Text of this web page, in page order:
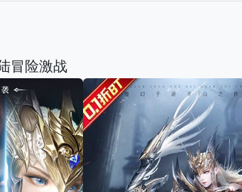
冒险激战